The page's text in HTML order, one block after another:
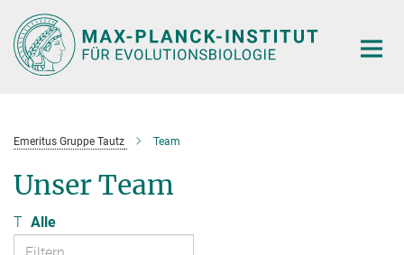
Hauptinhalt
Emeritus Gruppe Tautz Team
Unser Team
T Alle